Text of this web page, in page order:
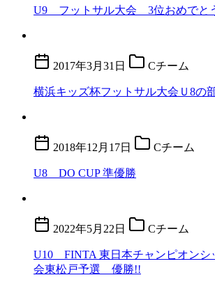
U9 フットサル大会 3位おめでと
2017年3月31日 Cチーム
横浜キッズ杯フットサル大会Ｕ8
2018年12月17日 Cチーム
U8 DO CUP 準優勝
2022年5月22日 Cチーム
U10 FINTA 東日本チャンピオンシ
会東松戸予選 優勝!!